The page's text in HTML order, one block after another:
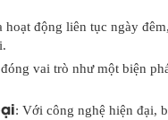
hoạt động liên tục ngày
đóng vai trò như một biện
: Với công nghệ hiện đại,